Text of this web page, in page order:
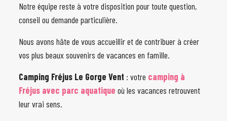
Notre équipe reste à votre disposition pour toute question,
conseil ou demande particulière.
Nous avons hâte de vous accueillir et de contribuer à créer
vos plus beaux souvenirs de vacances en famille.
Camping Fréjus Le Gorge Vent : votre camping à
Fréjus avec parc aquatique où les vacances retrouvent
leur vrai sens.